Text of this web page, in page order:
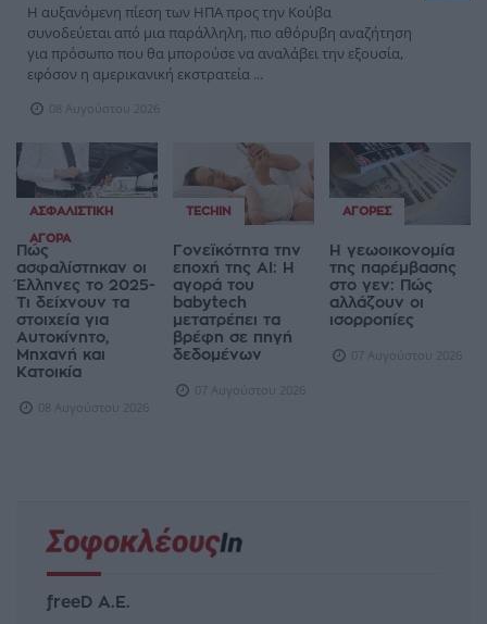
Η αυξανόμενη πίεση των ΗΠΑ προς την Κούβα
συνοδεύεται από μια παράλληλη, πιο αθόρυβη αναζήτηση
για πρόσωπο που θα μπορούσε να αναλάβει την εξουσία,
εφόσον η αμερικανική εκστρατεία ...
08 Αυγούστου 2026
ΑΣΦΑΛΙΣΤΙΚΉ
ΑΓΟΡΆ
Πώς
ασφαλίστηκαν οι
Έλληνες το 2025-
Τι δείχνουν τα
στοιχεία για
Αυτοκίνητο,
Μηχανή και
Κατοικία
08 Αυγούστου 2026
TECHIN
Γονεϊκότητα την
εποχή της AI: Η
αγορά του
babytech
μετατρέπει τα
βρέφη σε πηγή
δεδομένων
07 Αυγούστου 2026
ΑΓΟΡΈΣ
Η γεωοικονομία
της παρέμβασης
στο γεν: Πώς
αλλάζουν οι
ισορροπίες
07 Αυγούστου 2026
freeD Α.Ε.